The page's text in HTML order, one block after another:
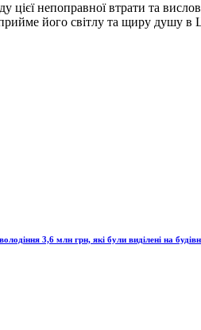
цієї непоправної втрати та
його світлу та щиру душу в
3,6 млн грн, які були виділені на